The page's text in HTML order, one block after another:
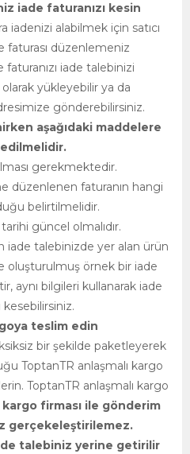
iade faturanızı kesin
iadenizi alabilmek için satıcı
faturası düzenlemeniz
iade talebinizi
yükleyebilir ya da
gönderebilirsiniz.
aşağıdaki maddelere
gerekmektedir.
düzenlenen faturanın hangi
belirtilmelidir.
güncel olmalıdır.
iade talebinizde yer alan ürün
oluşturulmuş örnek bir iade
aynı bilgileri kullanarak iade
kesebilirsiniz.
teslim edin
bir şekilde paketleyerek
ToptanTR anlaşmalı kargo
ToptanTR anlaşmalı kargo
kargo firması ile gönderim
gerçekeleştirilemez.
talebiniz yerine getirilir